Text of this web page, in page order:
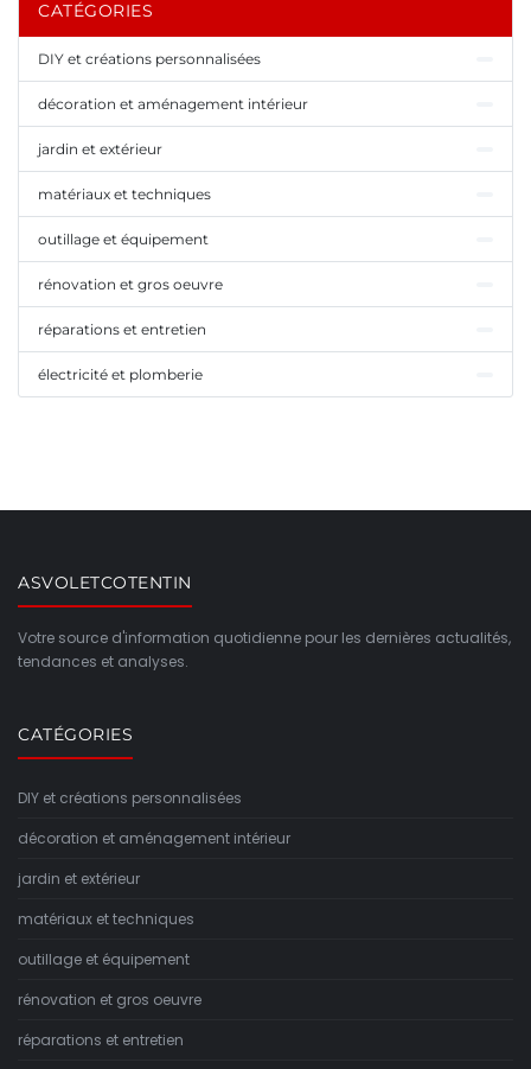
CATÉGORIES
DIY et créations personnalisées
décoration et aménagement intérieur
jardin et extérieur
matériaux et techniques
outillage et équipement
rénovation et gros oeuvre
réparations et entretien
électricité et plomberie
ASVOLETCOTENTIN
Votre source d'information quotidienne pour les dernières actualités,
tendances et analyses.
CATÉGORIES
DIY et créations personnalisées
décoration et aménagement intérieur
jardin et extérieur
matériaux et techniques
outillage et équipement
rénovation et gros oeuvre
réparations et entretien